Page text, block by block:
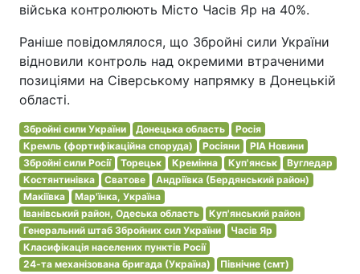
війська контролюють Місто Часів Яр на 40%.
Раніше повідомлялося, що Збройні сили України
відновили контроль над окремими втраченими
позиціями на Сіверському напрямку в Донецькій
області.
Збройні сили України Донецька область
Росія
Кремль (фортифікаційна споруда)
Росіяни
РІА Новини
Збройні сили Росії
Торецьк Кремінна Куп'янськ
Вугледар
Костянтинівка
Сватове
Андріївка (Бердянський район)
Макіївка
Мар'їнка, Україна
Іванівський район, Одеська область
Куп'янський район
Генеральний штаб Збройних сил України
Часів Яр
Класифікація населених пунктів Росії
24-та механізована бригада (Україна)
Північне (смт)